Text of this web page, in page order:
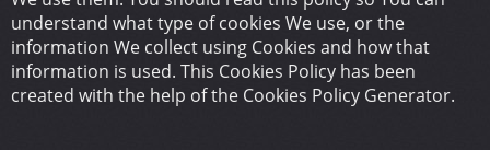
understand what type of cookies We use, or the
information We collect using Cookies and how that
information is used. This Cookies Policy has been
created with the help of the Cookies Policy Generator.